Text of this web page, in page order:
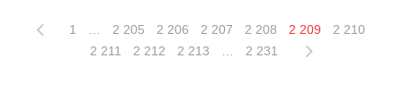
1 2 205 2 206 2 207 2 208 2 209
2 210
2 211
2 212 2 213 2 231